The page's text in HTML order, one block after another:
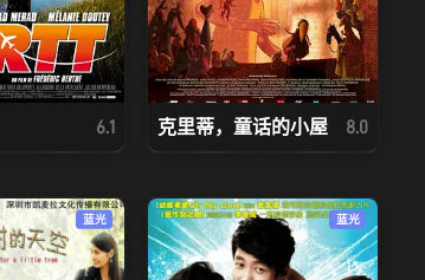
6.1 克里蒂，童话的小屋 8.0
蓝光 蓝光